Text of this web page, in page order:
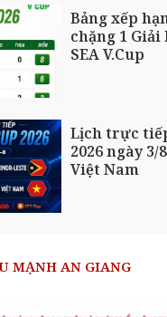
Bảng xếp
chặng 1
SEA V.Cup
Lịch trực
2026 ngày
Việt Nam
MẠNH AN GIANG